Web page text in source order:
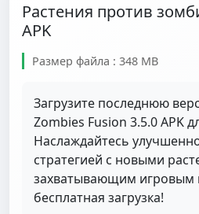
Растения против
APK
Размер файла : 348 MB
Загрузите последнюю
Zombies Fusion 3.5.0 APK
Наслаждайтесь
стратегией с новыми
захватывающим игровым
бесплатная загрузка!